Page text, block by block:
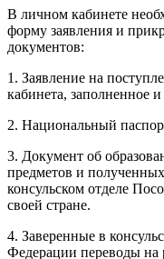
В личном кабинете
форму заявления и
документов:
1. Заявление на
кабинета, заполненное
2. Национальный
3. Документ об
предметов и
консульском отделе
своей стране.
4. Заверенные в
Федерации переводы на